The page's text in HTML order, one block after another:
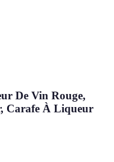
De Vin Rouge,
Carafe À Liqueur